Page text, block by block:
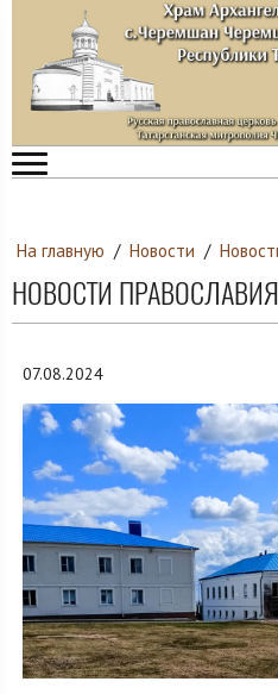
На главную / Новости /
НОВОСТИ ПРАВОСЛАВИЯ
07.08.2024